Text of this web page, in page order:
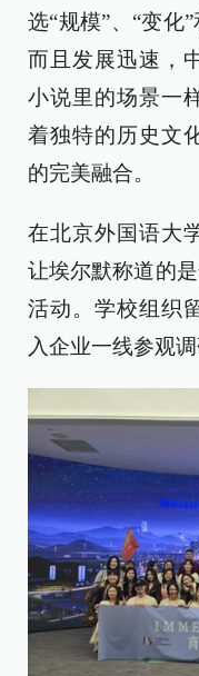
选“规模”、“变化
而且发展迅速，
小说里的场景一
着独特的历史文
的完美融合。
在北京外国语大
让埃尔默称道的
活动。学校组织
入企业一线参观调